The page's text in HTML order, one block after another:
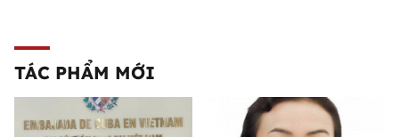
TÁC PHẨM MỚI